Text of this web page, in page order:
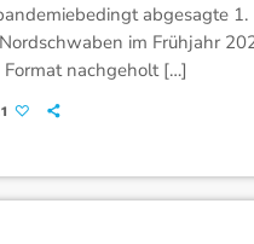
abgesagte 1.
im Frühjahr
nachgeholt […]